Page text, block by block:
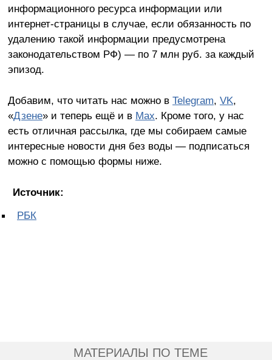
информационного ресурса информации или
интернет-страницы в случае, если обязанность по
удалению такой информации предусмотрена
законодательством РФ) — по 7 млн руб. за каждый
эпизод.
Добавим, что читать нас можно в Telegram, VK,
«Дзене» и теперь ещё и в Max. Кроме того, у нас
есть отличная рассылка, где мы собираем самые
интересные новости дня без воды — подписаться
можно с помощью формы ниже.
Источник:
РБК
МАТЕРИАЛЫ ПО ТЕМЕ